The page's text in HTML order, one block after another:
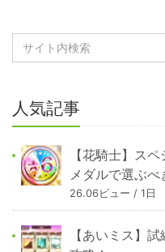
人気記事
【花騎士】ス
メダルで選ぶべ
26.06ビュー / 1日
【あいミス】